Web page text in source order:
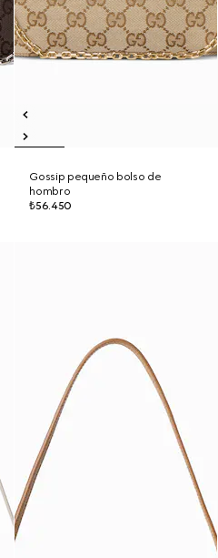
Gossip pequeño bolso de
hombro
₺56.450